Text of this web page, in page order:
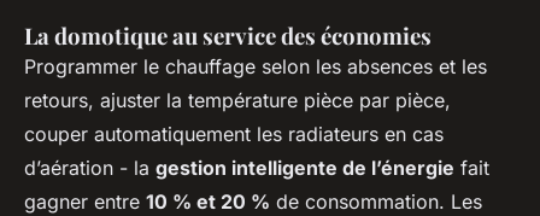
La domotique au service des économies
Programmer le chauffage selon les absences et les
retours, ajuster la température pièce par pièce,
couper automatiquement les radiateurs en cas
d’aération - la gestion intelligente de l’énergie fait
gagner entre 10 % et 20 % de consommation. Les